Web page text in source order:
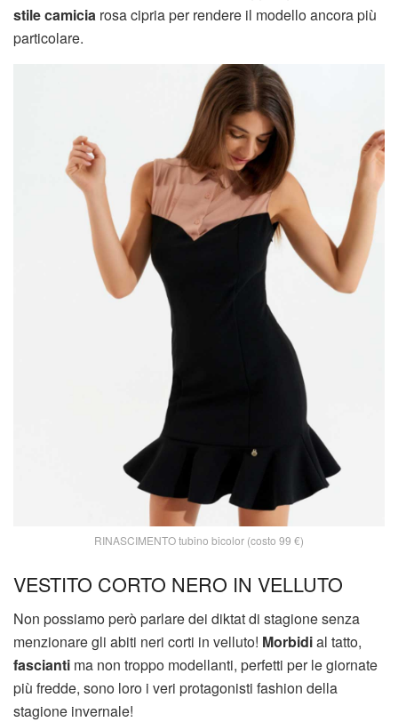
stile camicia rosa cipria per rendere il modello ancora più
particolare.
RINASCIMENTO tubino bicolor (costo 99 €)
VESTITO CORTO NERO IN VELLUTO
Non possiamo però parlare dei diktat di stagione senza
menzionare gli abiti neri corti in velluto! Morbidial tatto,
fascianti ma non troppo modellanti, perfetti per le giornate
più fredde, sono loro i veri protagonisti fashion della
stagione invernale!